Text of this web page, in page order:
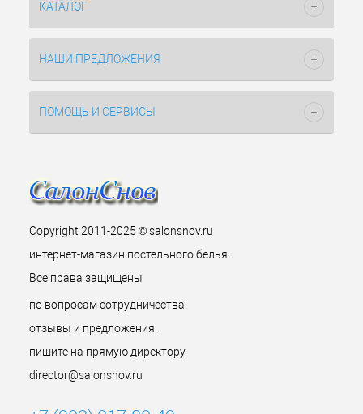
КАТАЛОГ
НАШИ ПРЕДЛОЖЕНИЯ
ПОМОЩЬ И СЕРВИСЫ
Copyright 2011-2025 © salonsnov.ru
интернет-магазин постельного белья.
Все права защищены
по вопросам сотрудничества
отзывы и предложения.
пишите на прямую директору
director@salonsnov.ru